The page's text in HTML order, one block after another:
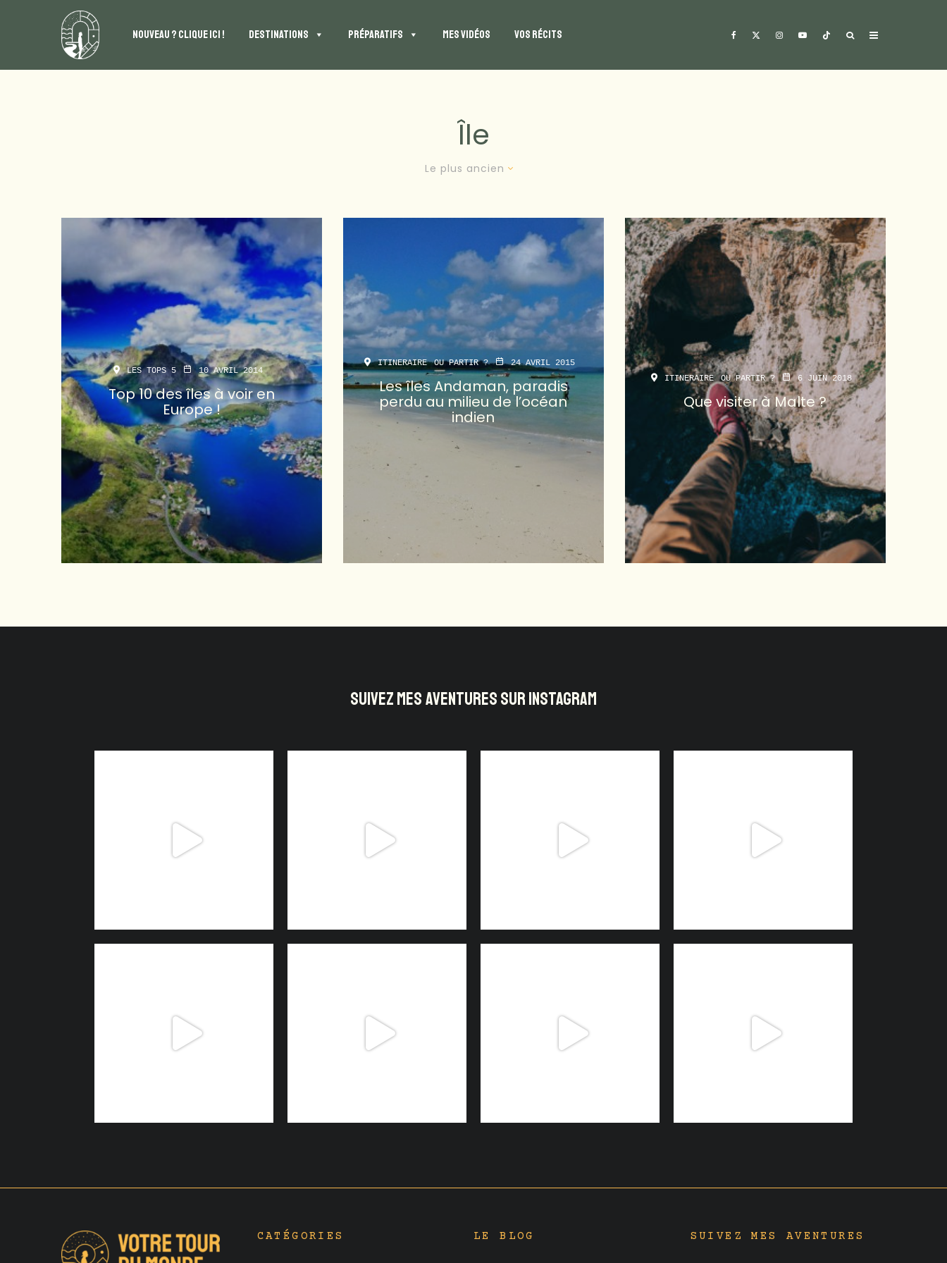
NOUVEAU ? CLIQUE ICI ! DESTINATIONS PRÉPARATIFS MES VIDÉOS VOS RÉCITS
Île
Le plus ancien
LES TOPS 5 10 AVRIL 2014
Top 10 des îles à voir en
Europe !
ITINERAIRE OU PARTIR ? 24 AVRIL 2015
Les îles Andaman, paradis
perdu au milieu de l’océan
indien
ITINERAIRE OU PARTIR ? 6 JUIN 2018
Que visiter à Malte ?
SUIVEZ MES AVENTURES SUR INSTAGRAM
CATÉGORIES LE BLOG SUIVEZ MES AVENTURES